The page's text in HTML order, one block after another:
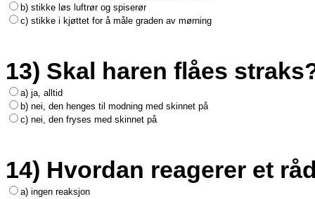
b) stikke løs luftrør og spiserør
c) stikke i kjøttet for å måle graden av mørning
13) Skal haren flåes
a) ja, alltid
b) nei, den henges til modning med skinnet på
c) nei, den fryses med skinnet på
14) Hvordan reagerer et
a) ingen reaksjon